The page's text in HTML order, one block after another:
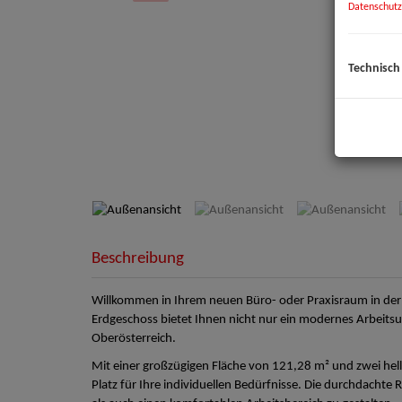
Beschreibung
Willkommen in Ihrem neuen Büro- oder Praxisraum in
Erdgeschoss bietet Ihnen nicht nur ein modernes
Oberösterreich.
Mit einer großzügigen Fläche von 121,28 m² und zwei
Platz für Ihre individuellen Bedürfnisse. Die durchdachte